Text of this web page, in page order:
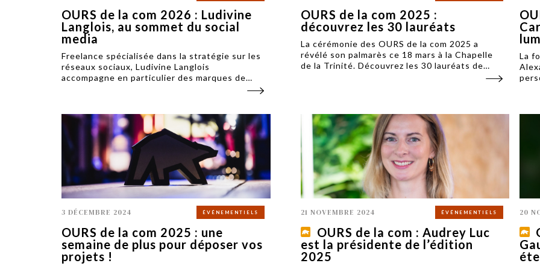
OURS de la com 2026 : Ludivine
Langlois, au sommet du social
media
Freelance spécialisée dans la stratégie sur les
réseaux sociaux, Ludivine Langlois
accompagne en particulier des marques de
l’hospitalité ou atypiques depuis Val Thorens
OURS de la com 2025 :
découvrez les 30 lauréats
La cérémonie des OURS de la com 2025 a
révélé son palmarès ce 18 mars à la Chapelle
de la Trinité. Découvrez les 30 lauréats de
La
3 DÉCEMBRE 2024 ÉVÉNEMENTIELS
OURS de la com 2025 : une
semaine de plus pour déposer vos
projets !
21 NOVEMBRE 2024 ÉVÉNEMENTIELS
OURS de la com : Audrey Luc
est la présidente de l’édition
2025
20